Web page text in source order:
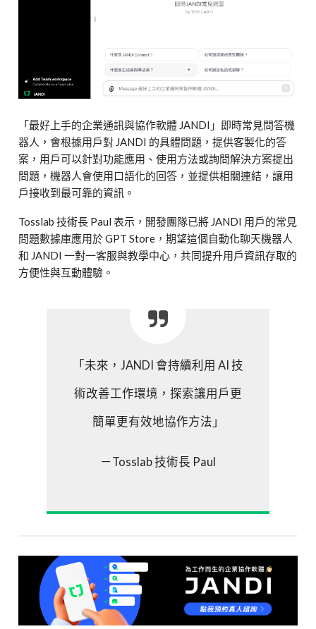
「最好上手的企業通訊與協作軟體 JANDI」即時常見問答機
器人，會根據用戶對 JANDI 的具體問題，提供客製化的答
案，用戶可以針對功能應用、使用方法或詢問解決方案提出
問題，機器人會使用口語化的回答，並提供相關連結，讓用
戶接收到最可靠的資訊。
Tosslab 技術長 Paul 表示，開發團隊已將 JANDI 用戶的常見
問題數據庫應用於 GPT Store，期望這個自動化聊天機器人
和 JANDI 一對一客服與教學中心，共同提升用戶資訊存取的
方便性與互動體驗。
「未來，JANDI 會持續利用 AI 技
術改善工作環境，探索讓用戶更
簡單更有效地協作方法」
－Tosslab 技術長 Paul